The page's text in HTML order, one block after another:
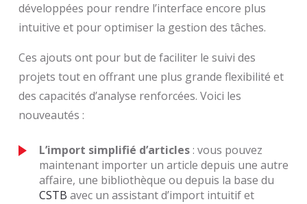
développées pour rendre l’interface encore plus
intuitive et pour optimiser la gestion des tâches.
Ces ajouts ont pour but de faciliter le suivi des
projets tout en offrant une plus grande flexibilité et
des capacités d’analyse renforcées. Voici les
nouveautés :
L’import simplifié d’articles: vous pouvez
maintenant importer un article depuis une autre
affaire, une bibliothèque ou depuis la base du
CSTB avec un assistant d’import intuitif et